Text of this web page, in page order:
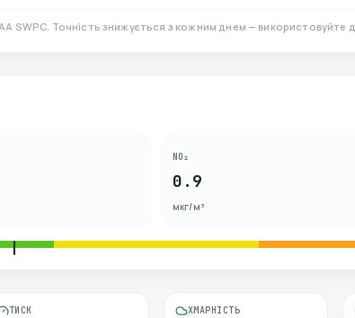
SWPC. Точність знижується з кожним днем — використовуйте
NO₂
0.9
мкг/м³
ТИСК ХМАРНІСТЬ